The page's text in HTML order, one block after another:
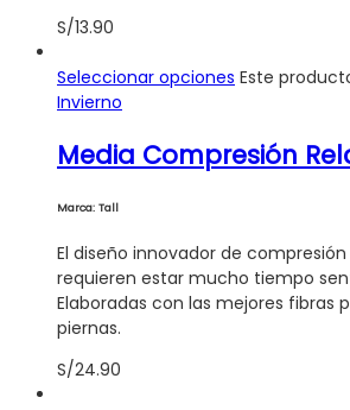
S/13.90
Seleccionar opciones Este
Invierno
Media Compresión
Marca: Tall
El diseño innovador de
requieren estar mucho tiempo
Elaboradas con las mejores
piernas.
S/24.90